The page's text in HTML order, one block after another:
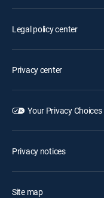
Legal policy center
Privacy center
Your Privacy Choices
Privacy notices
Site map